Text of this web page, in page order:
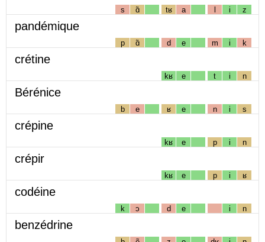
s ɑ̃ tʁ a l i z
pandémique
p ɑ̃ d e m i k
crétine
kʁ e t i n
Bérénice
b e ʁ e n i s
crépine
kʁ e p i n
crépir
kʁ e p i ʁ
codéine
k ɔ d e i n
benzédrine